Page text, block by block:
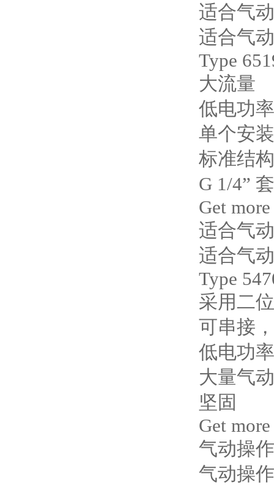
适合气
适合气
Type
大流量
低电功
单个安
标准结
G 1/4”
Get
适合气
适合气
Type
采用二
可串接
低电功
大量气
坚固
Get
气动操
气动操